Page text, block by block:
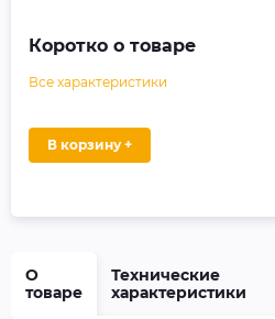
Коротко о товаре
Все характеристики
В корзину +
О
товаре
Технические
характеристики